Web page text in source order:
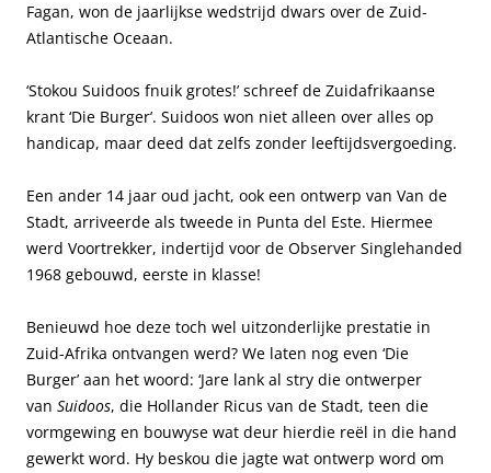
Fagan, won de jaarlijkse wedstrijd dwars over de Zuid-
Atlantische Oceaan.
‘Stokou Suidoos fnuik grotes!’ schreef de Zuidafrikaanse
krant ‘Die Burger’. Suidoos won niet alleen over alles op
handicap, maar deed dat zelfs zonder leeftijdsvergoeding.
Een ander 14 jaar oud jacht, ook een ontwerp van Van de
Stadt, arriveerde als tweede in Punta del Este. Hiermee
werd Voortrekker, indertijd voor de Observer Singlehanded
1968 gebouwd, eerste in klasse!
Benieuwd hoe deze toch wel uitzonderlijke prestatie in
Zuid-Afrika ontvangen werd? We laten nog even ‘Die
Burger’ aan het woord: ‘Jare lank al stry die ontwerper
van Suidoos, die Hollander Ricus van de Stadt, teen die
vormgewing en bouwyse wat deur hierdie reël in die hand
gewerkt word. Hy beskou die jagte wat ontwerp word om